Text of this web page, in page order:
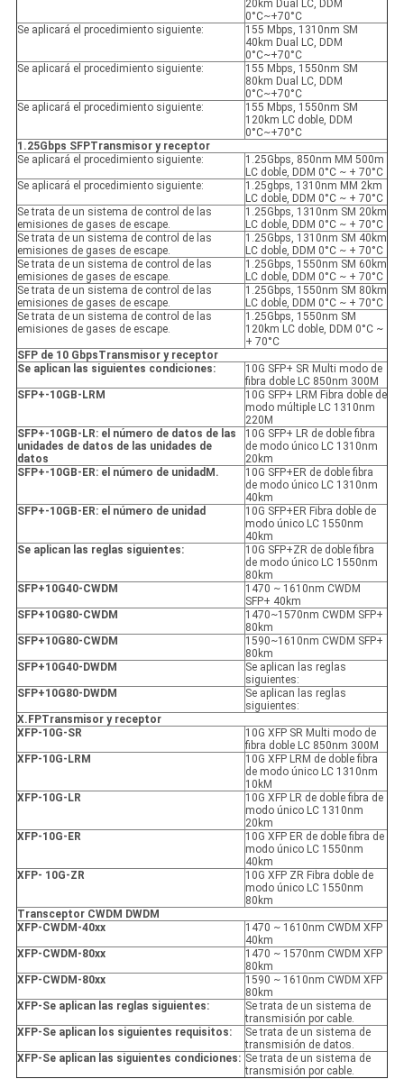
20km Dual LC, DDM
0°C~+70°C
Se aplicará el procedimiento siguiente:
155 Mbps, 1310nm SM
40km Dual LC, DDM
0°C~+70°C
Se aplicará el procedimiento siguiente:
155 Mbps, 1550nm SM
80km Dual LC, DDM
0°C~+70°C
Se aplicará el procedimiento siguiente:
155 Mbps, 1550nm SM
120km LC doble, DDM
0°C~+70°C
1.25Gbps SFPTransmisor y receptor
Se aplicará el procedimiento siguiente:
1.25Gbps, 850nm MM 500m
LC doble, DDM 0°C ~ + 70°C
Se aplicará el procedimiento siguiente:
1.25gbps, 1310nm MM 2km
LC doble, DDM 0°C ~ + 70°C
Se trata de un sistema de control de las
emisiones de gases de escape.
1.25Gbps, 1310nm SM 20km
LC doble, DDM 0°C ~ + 70°C
Se trata de un sistema de control de las
emisiones de gases de escape.
1.25Gbps, 1310nm SM 40km
LC doble, DDM 0°C ~ + 70°C
Se trata de un sistema de control de las
emisiones de gases de escape.
1.25Gbps, 1550nm SM 60km
LC doble, DDM 0°C ~ + 70°C
Se trata de un sistema de control de las
emisiones de gases de escape.
1.25Gbps, 1550nm SM 80km
LC doble, DDM 0°C ~ + 70°C
Se trata de un sistema de control de las
emisiones de gases de escape.
1.25Gbps, 1550nm SM
120km LC doble, DDM 0°C ~
+ 70°C
SFP de 10 GbpsTransmisor y receptor
Se aplican las siguientes condiciones:
10G SFP+ SR Multi modo de
fibra doble LC 850nm 300M
SFP+-10GB-LRM
10G SFP+ LRM Fibra doble de
modo múltiple LC 1310nm
220M
SFP+-10GB-LR: el número de datos de las
unidades de datos de las unidades de
datos
10G SFP+ LR de doble fibra
de modo único LC 1310nm
20km
SFP+-10GB-ER: el número de unidad M.
10G SFP+ER de doble fibra
de modo único LC 1310nm
40km
SFP+-10GB-ER: el número de unidad
10G SFP+ER Fibra doble de
modo único LC 1550nm
40km
Se aplican las reglas siguientes:
10G SFP+ZR de doble fibra
de modo único LC 1550nm
80km
SFP+10G40-CWDM
1470 ~ 1610nm CWDM
SFP+ 40km
SFP+10G80-CWDM
1470~1570nm CWDM SFP+
80km
SFP+10G80-CWDM
1590~1610nm CWDM SFP+
80km
SFP+10G40-DWDM
Se aplican las reglas
siguientes:
SFP+10G80-DWDM
Se aplican las reglas
siguientes:
X. FPTransmisor y receptor
XFP-10G-SR
10G XFP SR Multi modo de
fibra doble LC 850nm 300M
XFP-10G-LRM
10G XFP LRM de doble fibra
de modo único LC 1310nm
10kM
XFP-10G-LR
10G XFP LR de doble fibra de
modo único LC 1310nm
20km
XFP-10G-ER
10G XFP ER de doble fibra de
modo único LC 1550nm
40km
XFP- 10G-ZR
10G XFP ZR Fibra doble de
modo único LC 1550nm
80km
Transceptor CWDM DWDM
XFP-CWDM-40xx
1470 ~ 1610nm CWDM XFP
40km
XFP-CWDM-80xx
1470 ~ 1570nm CWDM XFP
80km
XFP-CWDM-80xx
1590 ~ 1610nm CWDM XFP
80km
XFP-Se aplican las reglas siguientes:
Se trata de un sistema de
transmisión por cable.
XFP-Se aplican los siguientes requisitos:
Se trata de un sistema de
transmisión de datos.
XFP-Se aplican las siguientes condiciones: Se trata de un sistema de
transmisión por cable.